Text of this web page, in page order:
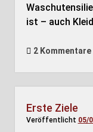
ist – auch
2 Kommentare
Erste Ziele
Veröffentlicht 05/